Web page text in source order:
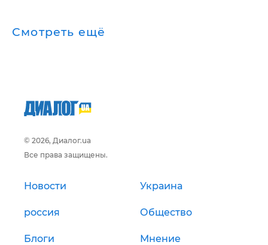
Смотреть ещё
© 2026, Диалог.ua
Все права защищены.
Новости Украина
россия Общество
Блоги Мнение